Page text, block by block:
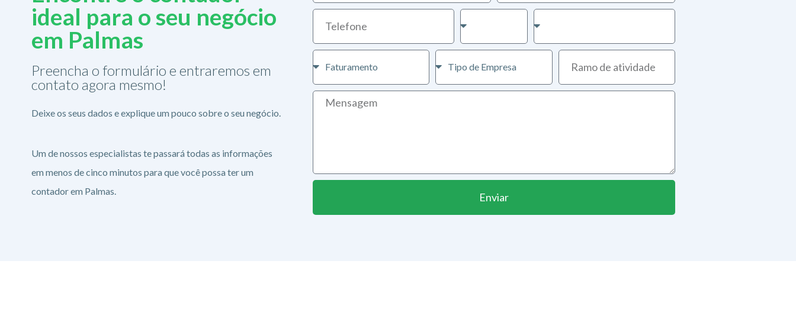
ideal para o seu negócio
em Palmas
Preencha o formulário e entraremos em
contato agora mesmo!
Deixe os seus dados e explique um pouco sobre o seu negócio.
Um de nossos especialistas te passará todas as informações
em menos de cinco minutos para que você possa ter um
contador em Palmas.
Enviar